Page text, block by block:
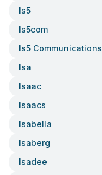
Is5
Is5com
Is5 Communications
Isa
Isaac
Isaacs
Isabella
Isaberg
Isadee